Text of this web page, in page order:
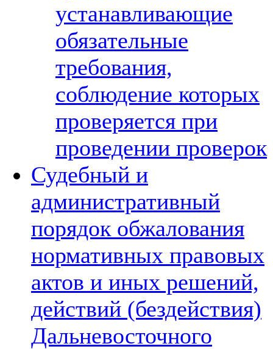
устанавливающие
обязательные
требования,
соблюдение которых
проверяется при
проведении проверок
Судебный и
административный
порядок обжалования
нормативных правовых
актов и иных решений,
действий (бездействия)
Дальневосточного